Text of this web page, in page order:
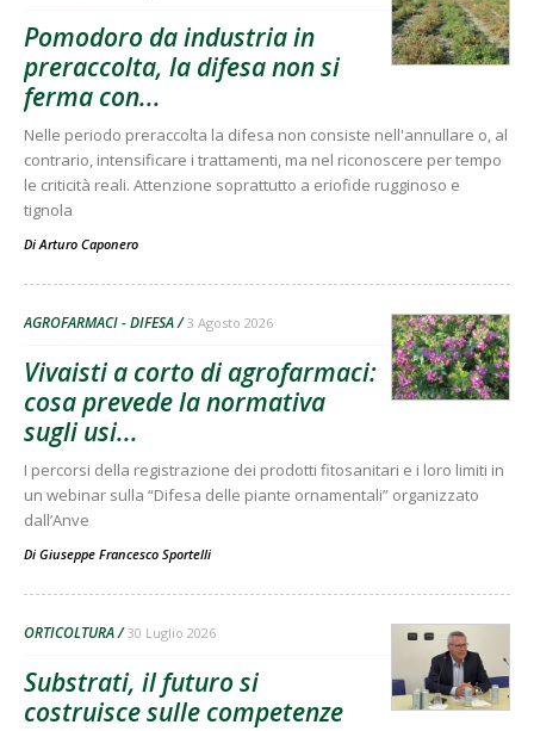
Pomodoro da industria in
preraccolta, la difesa non si
ferma con...
Nelle periodo preraccolta la difesa non consiste nell'annullare o, al
contrario, intensificare i trattamenti, ma nel riconoscere per tempo
le criticità reali. Attenzione soprattutto a eriofide rugginoso e
tignola
DiArturo Caponero
AGROFARMACI - DIFESA 3 Agosto 2026
Vivaisti a corto di agrofarmaci:
cosa prevede la normativa
sugli usi...
I percorsi della registrazione dei prodotti fitosanitari e i loro limiti in
un webinar sulla “Difesa delle piante ornamentali” organizzato
dall’Anve
Di Giuseppe Francesco Sportelli
ORTICOLTURA 30 Luglio 2026
Substrati, il futuro si
costruisce sulle competenze